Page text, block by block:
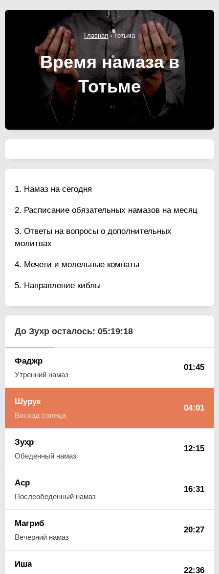
Главная›Тотьма
Время намаза в
Тотьме
Намаз на сегодня
Расписание обязательных намазов на месяц
Ответы на вопросы о дополнительных
молитвах
Мечети и молельные комнаты
Направление киблы
До Зухр осталось: 05:19:17
Фаджр
Утренний намаз
01:45
Шурук
Восход солнца
04:01
Зухр
Обеденный намаз
12:15
Аср
Послеобеденный намаз
16:31
Магриб
Вечерний намаз
20:27
Иша
22:36